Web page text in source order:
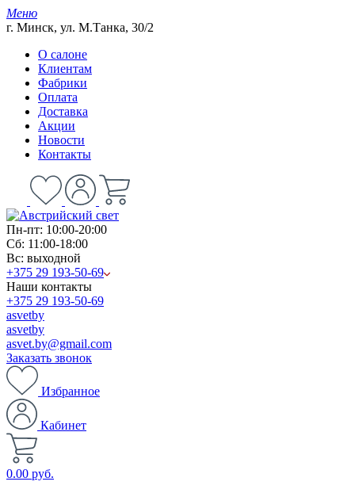
Меню
г. Минск, ул. М.Танка, 30/2
О салоне
Клиентам
Фабрики
Оплата
Доставка
Акции
Новости
Контакты
Пн-пт: 10:00-20:00
Сб: 11:00-18:00
Вс: выходной
+375 29 193-50-69
Наши контакты
+375 29 193-50-69
asvetby
asvetby
asvet.by@gmail.com
Заказать звонок
Избранное
Кабинет
0.00 руб.